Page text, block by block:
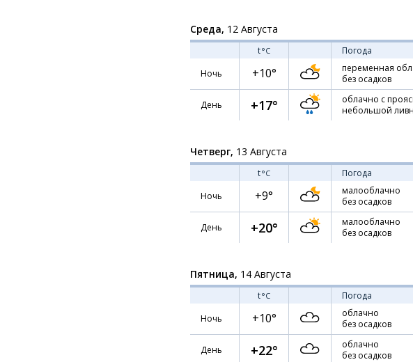
Среда, 12 Августа
t°C Погода
Ночь
+10°
переменная
без осадков
День +17°
облачно с
небольшой
Четверг, 13 Августа
t°C Погода
Ночь
+9°
малооблачно
без осадков
День +20°
малооблачно
без осадков
Пятница, 14 Августа
t°C Погода
Ночь
+10°
облачно
без осадков
День +22°
облачно
без осадков